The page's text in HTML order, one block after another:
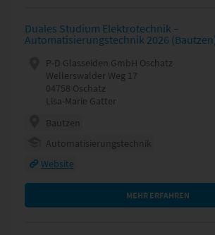
Duales Studium Elektrotechnik –
Automatisierungstechnik 2026
P-D Glasseiden GmbH Oschatz
Wellerswalder Weg 17
04758 Oschatz
Lisa-Marie Gatter
Bautzen
Automatisierungstechnik
Website
MEHR ERFAHREN